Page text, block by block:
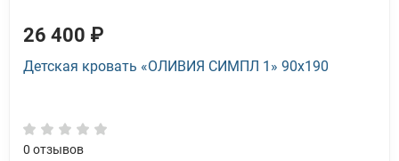
26 400 ₽
Детская кровать «ОЛИВИЯ СИМПЛ 1» 90x190
0 отзывов